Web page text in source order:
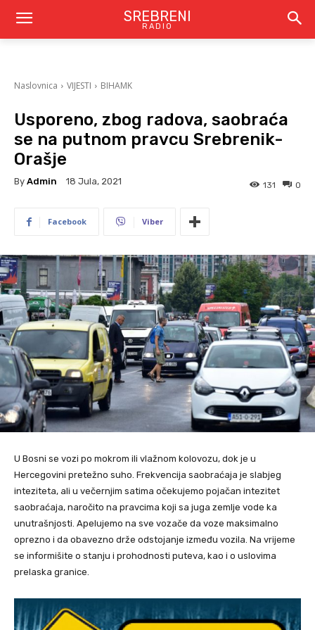
SREBRENI
RADIO
Naslovnica VIJESTI BIHAMK
Usporeno, zbog radova, saobraća
se na putnom pravcu Srebrenik-
Orašje
By Admin 18 Jula, 2021 0
131
Facebook Viber
U Bosni se vozi po mokrom ili vlažnom kolovozu, dok je u
Hercegovini pretežno suho. Frekvencija saobraćaja je slabjeg
inteziteta, ali u večernjim satima očekujemo pojačan intezitet
saobraćaja, naročito na pravcima koji sa juga zemlje vode ka
unutrašnjosti. Apelujemo na sve vozače da voze maksimalno
oprezno i da obavezno drže odstojanje između vozila. Na vrijeme
se informišite o stanju i prohodnosti puteva, kao i o uslovima
prelaska granice.